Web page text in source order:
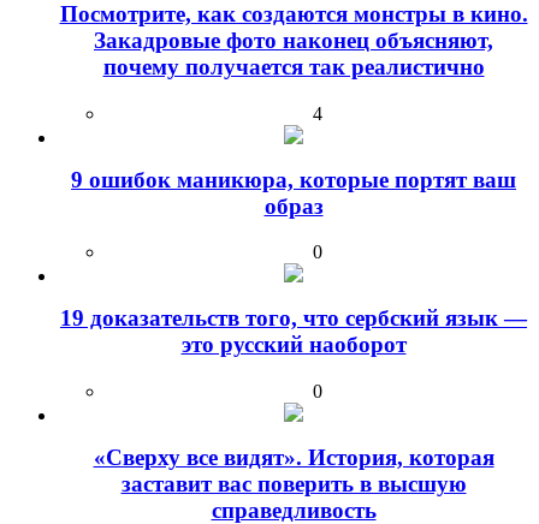
Посмотрите, как создаются монстры в кино.
Закадровые фото наконец объясняют,
почему получается так реалистично
4
9 ошибок маникюра, которые портят ваш
образ
0
19 доказательств того, что сербский язык —
это русский наоборот
0
«Сверху все видят». История, которая
заставит вас поверить в высшую
справедливость